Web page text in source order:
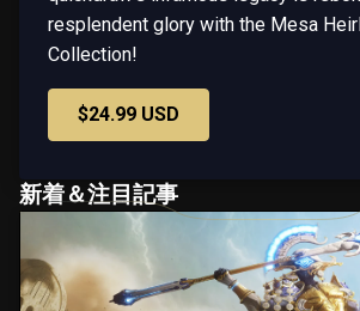
resplendent glory with the Mesa
Collection!
$24.99 USD
新着＆注目記事